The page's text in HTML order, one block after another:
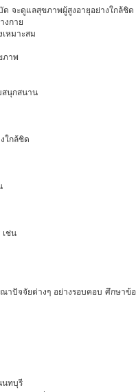
จะดูแลสุขภาพผู้สูงอายุอย่างใกล้ชิด
งกาย
หมาะสม
ภาพ
สนุกสนาน
ใกล้ชิด
ช่น
ปัจจัยต่างๆ อย่างรอบคอบ ศึกษา
ทบุรี